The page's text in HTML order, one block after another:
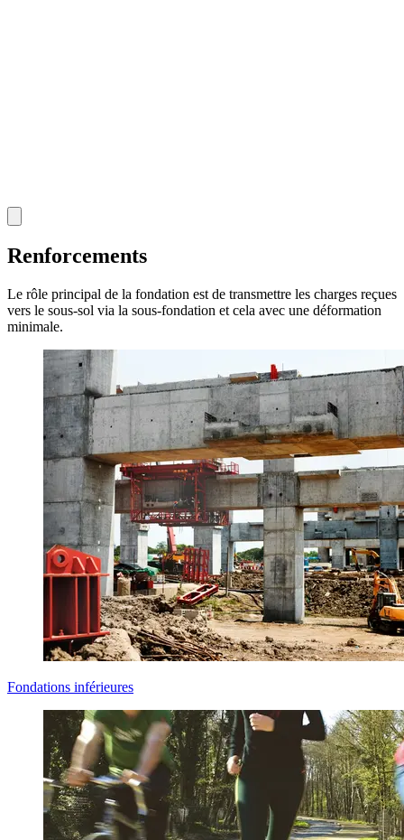
Renforcements
Le rôle principal de la fondation est de transmettre les charges reçues
vers le sous-sol via la sous-fondation et cela avec une déformation
minimale.
Fondations inférieures